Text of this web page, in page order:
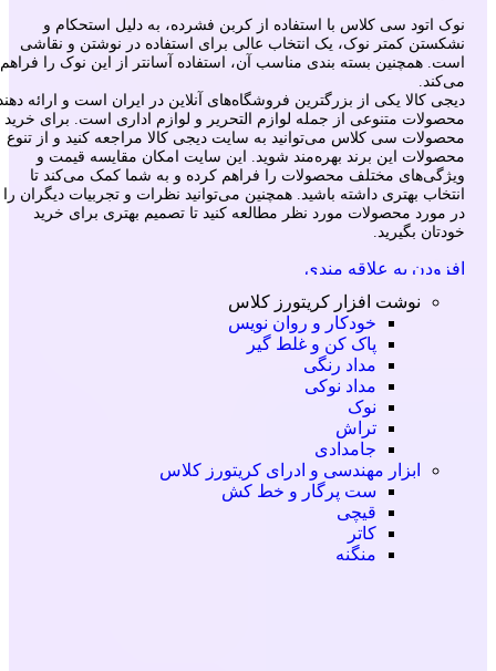
نوک اتود سی کلاس با استفاده از کربن فشرده، به دلیل استحکام و
نشکستن کمتر نوک، یک انتخاب عالی برای استفاده در نوشتن و نقاشی
است. همچنین بسته بندی مناسب آن، استفاده آسانتر از این نوک را فراهم
می‌کند.
دیجی کالا یکی از بزرگترین فروشگاه‌های آنلاین در ایران است و ارائه
محصولات متنوعی از جمله لوازم التحریر و لوازم اداری است. برای خرید
محصولات سی کلاس می‌توانید به سایت دیجی کالا مراجعه کنید و از تنوع
محصولات این برند بهره‌مند شوید. این سایت امکان مقایسه قیمت و
ویژگی‌های مختلف محصولات را فراهم کرده و به شما کمک می‌کند تا
انتخاب بهتری داشته باشید. همچنین می‌توانید نظرات و تجربیات دیگران را
در مورد محصولات مورد نظر مطالعه کنید تا تصمیم بهتری برای خرید
خودتان بگیرید.
افزودن به علاقه مندی
انتخاب گزینه ها
این محصول دارای انواع مختلفی می باشد. گزینه
ممکن است در صفحه محصول انتخاب شوند
مشاهده سریع
نوشت افزار کریتورز کلاس
خودکار و روان نویس
پاک کن و غلط گیر
مداد رنگی
مداد نوکی
نوک
تراش
جامدادی
ابزار مهندسی و ادرای کریتورز کلاس
ست پرگار و خط کش
قیچی
کاتر
منگنه